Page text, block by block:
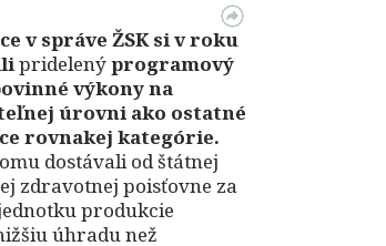
v správe ŽSK si v roku
pridelenýprogramový
výkony na
úrovni ako ostatné
rovnakej kategórie.
dostávali od štátnej
zdravotnej poisťovne za
produkcie
úhradu než